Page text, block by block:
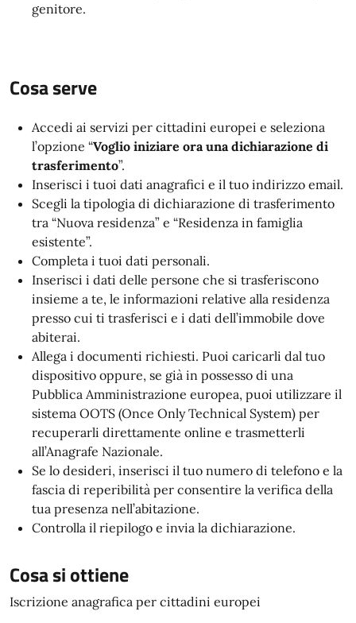
genitore.
Cosa serve
Accedi ai servizi per cittadini europei e seleziona
l’opzione “Voglio iniziare ora una dichiarazione di
trasferimento”.
Inserisci i tuoi dati anagrafici e il tuo indirizzo email.
Scegli la tipologia di dichiarazione di trasferimento
tra “Nuova residenza” e “Residenza in famiglia
esistente”.
Completa i tuoi dati personali.
Inserisci i dati delle persone che si trasferiscono
insieme a te, le informazioni relative alla residenza
presso cui ti trasferisci e i dati dell’immobile dove
abiterai.
Allega i documenti richiesti. Puoi caricarli dal tuo
dispositivo oppure, se già in possesso di una
Pubblica Amministrazione europea, puoi utilizzare il
sistema OOTS (Once Only Technical System) per
recuperarli direttamente online e trasmetterli
all’Anagrafe Nazionale.
Se lo desideri, inserisci il tuo numero di telefono e la
fascia di reperibilità per consentire la verifica della
tua presenza nell’abitazione.
Controlla il riepilogo e invia la dichiarazione.
Cosa si ottiene
Iscrizione anagrafica per cittadini europei